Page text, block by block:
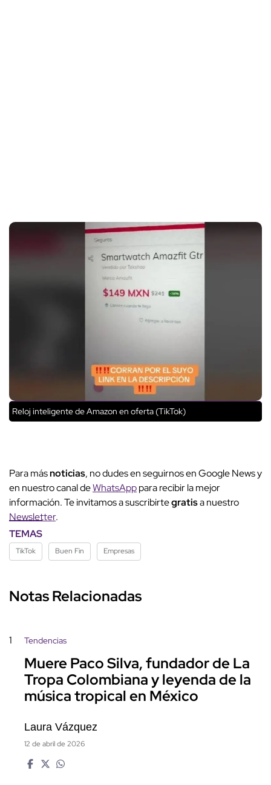
Reloj inteligente de Amazon en oferta (TikTok)
Para másnoticias, no dudes en seguirnos en Google News y
en nuestro canal deWhatsApppara recibir la mejor
información. Te invitamos a suscribirtegratisa nuestro
Newsletter.
TEMAS
TikTok Buen Fin Empresas
Notas Relacionadas
1 Tendencias
Muere Paco Silva, fundador de La
Tropa Colombiana y leyenda de la
música tropical en México
Laura Vázquez
12 de abril de 2026